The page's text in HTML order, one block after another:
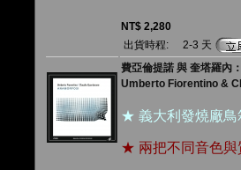
NT$ 2,280
出貨時程:
2-3 天
費亞倫提諾 與 奎塔羅內
Umberto Fiorentino &
★ 義大利發燒廠鳥
★ 兩把不同音色與